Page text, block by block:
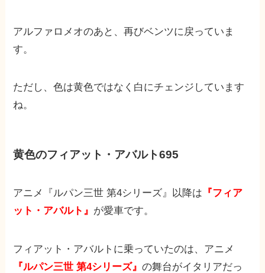
アルファロメオのあと、再びベンツに戻っていま
す。
ただし、色は黄色ではなく白にチェンジしています
ね。
黄色のフィアット・アバルト695
アニメ『ルパン三世 第4シリーズ』以降は 『フィア
ット・アバルト』 が愛車です。
フィアット・アバルトに乗っていたのは、アニメ
『ルパン三世 第4シリーズ』の舞台がイタリアだっ